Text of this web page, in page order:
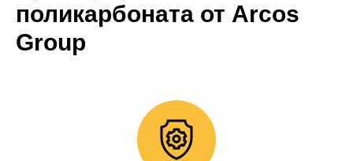
поликарбоната от Arcos
Group